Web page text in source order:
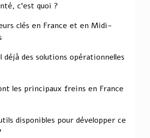
c'est quoi ?
clés en France et en Midi-
des solutions opérationnelles
les principaux freins en France
disponibles pour développer ce